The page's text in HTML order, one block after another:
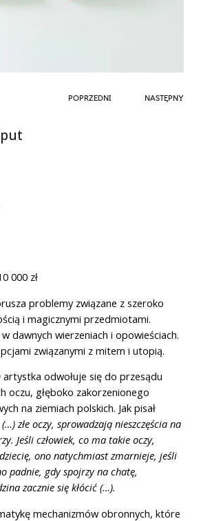
POPRZEDNI NASTĘPNY
000 zł
problemy związane z szeroko
i magicznymi przedmiotami.
dawnych wierzeniach i opowieściach.
związanymi z mitem i utopią.
artystka odwołuje się do przesądu
oczu, głęboko zakorzenionego
na ziemiach polskich. Jak pisał
(…) złe oczy, sprowadzają nieszczęścia na
Jeśli człowiek, co ma takie oczy,
ono natychmiast zmarnieje, jeśli
padnie, gdy spojrzy na chatę,
zacznie się kłócić (…).
mechanizmów obronnych, które